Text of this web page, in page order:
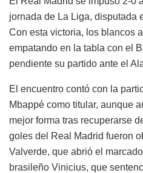
jornada de La Liga, disputada
Con esta victoria, los blancos
empatando en la tabla con el
pendiente su partido ante el
El encuentro contó con la
Mbappé como titular, aunque
mejor forma tras recuperarse
goles del Real Madrid fueron
Valverde, que abrió el
brasileño Vinicius, que